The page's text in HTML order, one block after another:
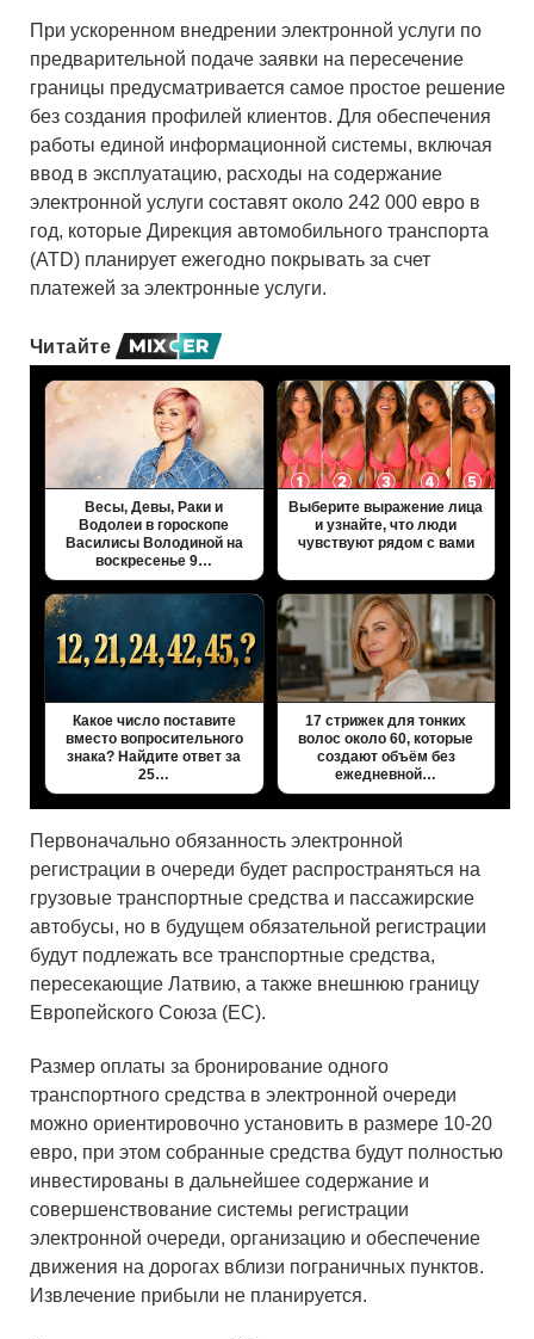
При ускоренном внедрении электронной услуги по
предварительной подаче заявки на пересечение
границы предусматривается самое простое решение
без создания профилей клиентов. Для обеспечения
работы единой информационной системы, включая
ввод в эксплуатацию, расходы на содержание
электронной услуги составят около 242 000 евро в
год, которые Дирекция автомобильного транспорта
(ATD) планирует ежегодно покрывать за счет
платежей за электронные услуги.
Читайте
Весы, Девы, Раки и
Водолеи в гороскопе
Василисы Володиной на
воскресенье 9…
Выберите выражение лица
и узнайте, что люди
чувствуют рядом с вами
Какое число поставите
вместо вопросительного
знака? Найдите ответ за
25…
17 стрижек для тонких
волос около 60, которые
создают объём без
ежедневной…
Первоначально обязанность электронной
регистрации в очереди будет распространяться на
грузовые транспортные средства и пассажирские
автобусы, но в будущем обязательной регистрации
будут подлежать все транспортные средства,
пересекающие Латвию, а также внешнюю границу
Европейского Союза (ЕС).
Размер оплаты за бронирование одного
транспортного средства в электронной очереди
можно ориентировочно установить в размере 10-20
евро, при этом собранные средства будут полностью
инвестированы в дальнейшее содержание и
совершенствование системы регистрации
электронной очереди, организацию и обеспечение
движения на дорогах вблизи пограничных пунктов.
Извлечение прибыли не планируется.